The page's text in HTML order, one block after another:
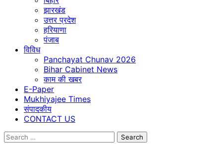
झारखंड
उत्तर प्रदेश
हरियाणा
पंजाब
विविध
Panchayat Chunav 2026
Bihar Cabinet News
काम की खबर
E-Paper
Mukhiyajee Times
संपादकीय
CONTACT US
Search